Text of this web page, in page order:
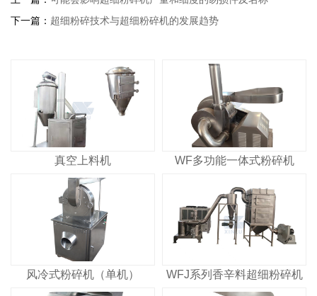
下一篇： 超细粉碎技术与超细粉碎机的发展趋势
真空上料机 WF多功能一体式粉碎机
风冷式粉碎机（单机） WFJ系列香辛料超细粉碎机